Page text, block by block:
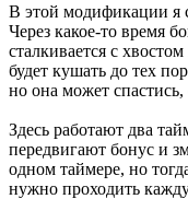
В этой модификации я
Через какое-то время
сталкивается с
будет кушать до тех
но она может спастись,
Здесь работают два
передвигают бонус и
одном таймере, но
нужно проходить